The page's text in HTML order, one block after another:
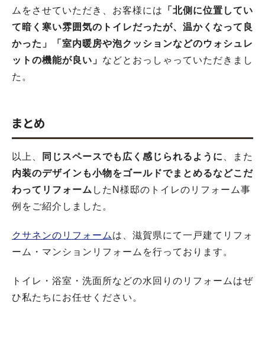
ムをさせていただき、お客様には
「北側に位置してい
て暗く寒い雰囲気のトイレだったが、温かくなって良
かった」「室内暖房や泡クッションなどのウォシュレ
ットの機能が良い」 などとおっしゃっていただきまし
た。
まとめ
以上、 同じスペースでも広く感じられるように
、また
内装のデザインも小物をゴールドでまとめるなどこだ
わってリフォーム したN様邸のトイレのリフォーム事
例をご紹介しました。
クサネンのリフォーム は、滋賀県にて一戸建てリフォ
ーム・マンションリフォームを行っております。
トイレ・浴室・洗面所などの水回りのリフォームはぜ
ひ私たちにお任せください。